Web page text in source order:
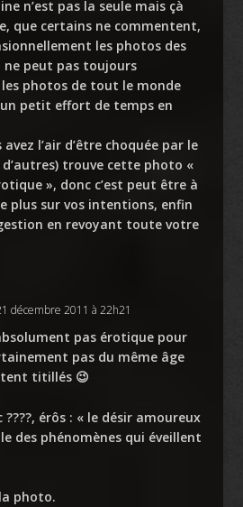
n’est pas la seule mais çà
que certains ne commentent,
les photos des
ne peut pas toujours
photos de tout le monde
petit effort de temps en
l’air d’être choquée par le
trouve cette photo «
», donc c’est peut être à
plus sur vos intentions, enfin
en revoyant toute votre
décembre 2011 à 22h21
pas érotique pour
pas du même âge
titillés 😉
????, érôs : « le désir amoureux
des phénomènes qui éveillent
photo.